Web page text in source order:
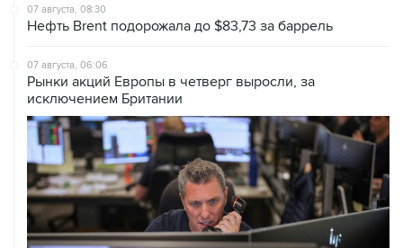
07 августа, 08:30
Нефть Brent подорожала до $83,73 за баррель
07 августа, 06:06
Рынки акций Европы в четверг выросли, за
исключением Британии